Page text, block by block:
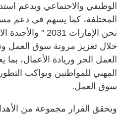
الوظيفي والاجتماعي ويدعم
المختلفة، كما يسهم في دعم
نحن الإمارات 2031
خلال تعزيز مرونة سوق العمل
العمل الحر وريادة الأعمال، بما
المهني للمواطنين ويواكب
سوق العمل.
ويحقق القرار مجموعة من